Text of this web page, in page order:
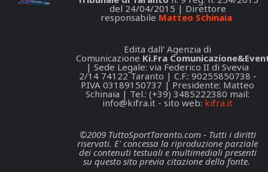
del 24/04/2015 | Direttore
responsabile Matteo Schinaia
Edita dall' Agenzia di
Comunicazione Ki.Fra
| Sede Legale: via Federico II di Svevia
2/14 74122 Taranto | C.F.: 90255850738 -
P.IVA 03189150737 | Presidente: Matteo
Schinaia | Tel.: (+39) 3485222380 mail:
info@kifra.it - sito web: kifra.it
©2009 TuttoSportTaranto.com - Tutti i diritti
riservati. E' concessa la riproduzione parziale
dei contenuti testuali e multimediali presenti
su questo sito previa citazione della fonte.